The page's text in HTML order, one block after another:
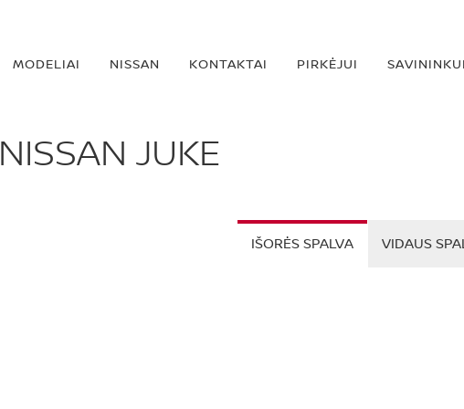
MODELIAI NISSAN KONTAKTAI PIRKĖJUI SAVININKUI
NISSAN JUKE
IŠORĖS SPALVA VIDAUS